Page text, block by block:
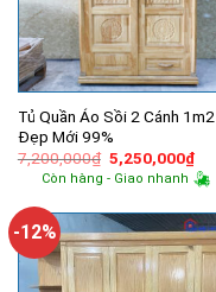
Tủ Quần Áo Sồi 2 Cánh
Đẹp Mới 99%
7,200,000₫ Giá
gốc
là:
5,250,000₫Giá
hiện
tại
Còn hàng - Giao nhanh
-12%